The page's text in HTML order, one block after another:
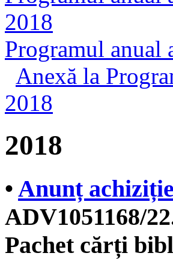
2018
Programul
Anexă la
2018
2018
• Anunț
ADV1051168/
Pachet cărți